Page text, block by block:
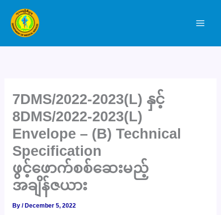
content
7DMS/2022-2023(L) နှင့်
8DMS/2022-2023(L)
Envelope – (B) Technical
Specification
ဖွင့်ဖောက်စစ်ဆေးမည့်
အချိန်ဇယား
By/ December 5, 2022